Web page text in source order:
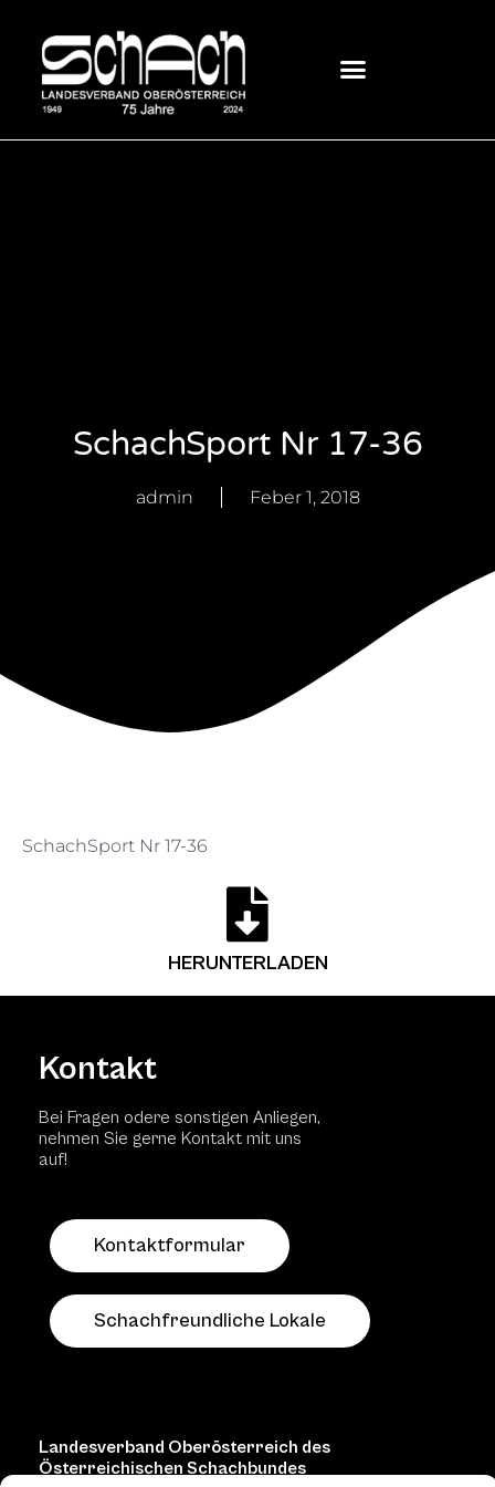
SchachSport Nr 17-36
admin Feber 1, 2018
SchachSport Nr 17-36
HERUNTERLADEN
Kontakt
Bei Fragen odere sonstigen Anliegen,
nehmen Sie gerne Kontakt mit uns
auf!
Kontaktformular
Schachfreundliche Lokale
Landesverband Oberösterreich des
Österreichischen Schachbundes